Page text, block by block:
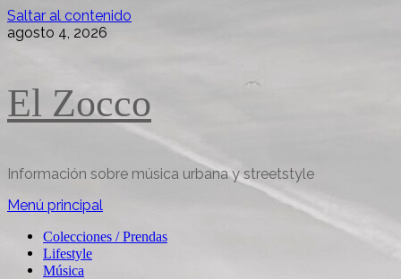
Saltar al contenido
agosto 4, 2026
El Zocco
Información sobre música urbana y streetstyle
Menú principal
Colecciones / Prendas
Lifestyle
Música